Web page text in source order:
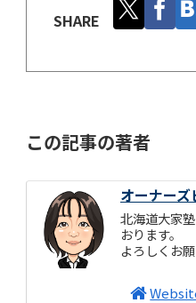
SHARE
この記事の著者
オーナー
北海道大家
おります。
よろしくお